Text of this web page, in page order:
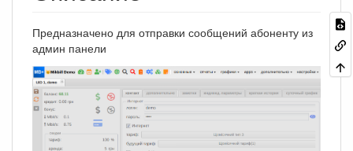
Предназначено для отправки сообщений абоненту из
админ панели